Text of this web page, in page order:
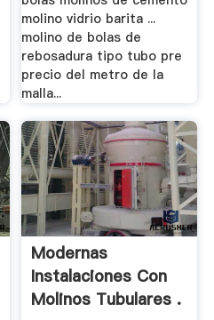
molino vidrio barita ...
molino de bolas de
rebosadura tipo tubo pre
precio del metro de la
malla...
Modernas
Instalaciones Con
Molinos Tubulares .